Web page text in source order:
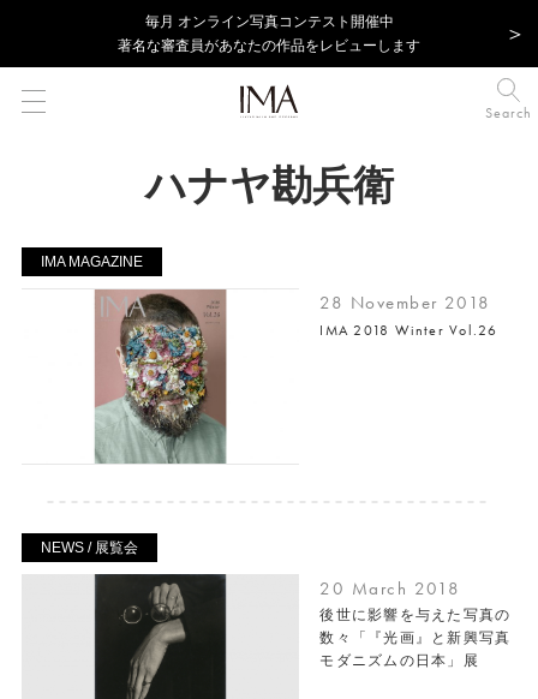
毎⽉ オンライン写真コンテスト開催中
著名な審査員があなたの作品をレビューします
Search
ハナヤ勘兵衛
IMA MAGAZINE
28 November 2018
IMA 2018 Winter Vol.26
NEWS / 展覧会
20 March 2018
後世に影響を与えた写真の
数々「『光画』と新興写真
モダニズムの日本」展